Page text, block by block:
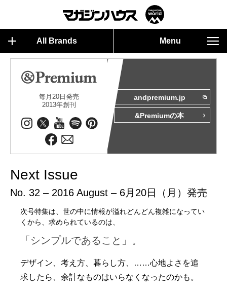
All Brands Menu
毎月20日発売
2013年創刊
andpremium.jp
&Premiumの本
Next Issue
No. 32 – 2016 August – 6月20日（月）発売
次号特集は、世の中に情報が溢れどんどん複雑になってい
くから、求められているのは、
「シンプルであること」。
デザイン、考え方、暮らし方、……心地よさを追
求したら、余計なものはいらなくなったのかも。